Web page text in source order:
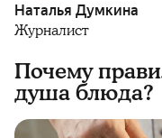
Наталья Думкина
Журналист
Почему
душа блюда?